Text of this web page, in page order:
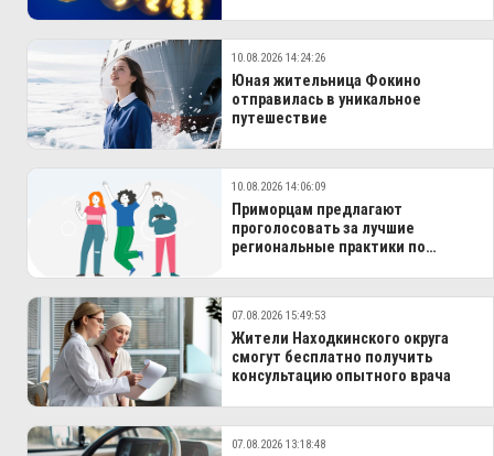
10.08.2026 14:24:26
Юная жительница Фокино
отправилась в уникальное
путешествие
10.08.2026 14:06:09
Приморцам предлагают
проголосовать за лучшие
региональные практики по
07.08.2026 15:49:53
Жители Находкинского округа
смогут бесплатно получить
консультацию опытного врача
07.08.2026 13:18:48